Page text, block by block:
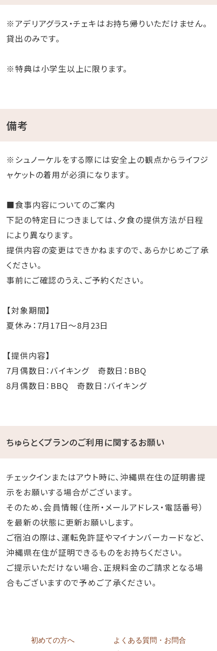
※アデリアグラス・チェキはお持ち帰りいただけません。
貸出のみです。
※特典は小学生以上に限ります。
備考
※シュノーケルをする際には安全上の観点からライフジ
ャケットの着用が必須になります。
■食事内容についてのご案内
下記の特定日につきましては、夕食の提供方法が日程
により異なります。
提供内容の変更はできかねますので、あらかじめご了承
ください。
事前にご確認のうえ、ご予約ください。
【対象期間】
夏休み：7月17日～8月23日
【提供内容】
7月偶数日：バイキング 奇数日：BBQ
8月偶数日：BBQ 奇数日：バイキング
ちゅらとくプランのご利用に関するお願い
チェックインまたはアウト時に、沖縄県在住の証明書提
示をお願いする場合がございます。
そのため、会員情報（住所・メールアドレス・電話番号）
を最新の状態に更新お願いします。
ご宿泊の際は、運転免許証やマイナンバーカードなど、
沖縄県在住が証明できるものをお持ちください。
ご提示いただけない場合、正規料金のご請求となる場
合もございますので予めご了承ください。
初めての方へ
よくある質問・お問合